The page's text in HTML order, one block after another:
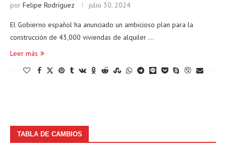
por Felipe Rodríguez julio 30, 2024
El Gobierno español ha anunciado un ambicioso plan para la
construcción de 43,000 viviendas de alquiler …
Leer más
TABLA DE CAMBIOS